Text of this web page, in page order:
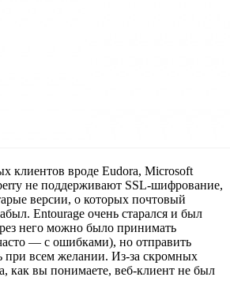
клиентов вроде Eudora, Microsoft
не поддерживают SSL-шифрование,
версии, о которых почтовый
Entourage очень старался и был
него можно было принимать
— с ошибками), но отправить
при всем желании. Из-за скромных
как вы понимаете, веб-клиент не был